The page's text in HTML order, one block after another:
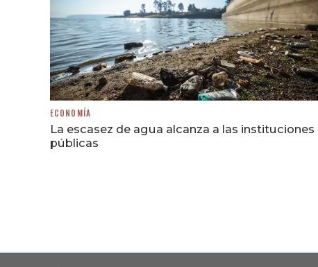
ECONOMÍA
La escasez de agua alcanza a las instituciones
públicas